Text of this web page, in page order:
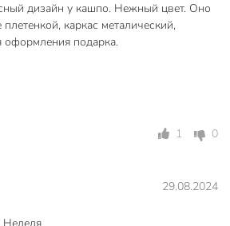
дизайн у кашпо. Нежный цвет. Оно
каркас металический,
оформления подарка.
1 0
29.08.2024